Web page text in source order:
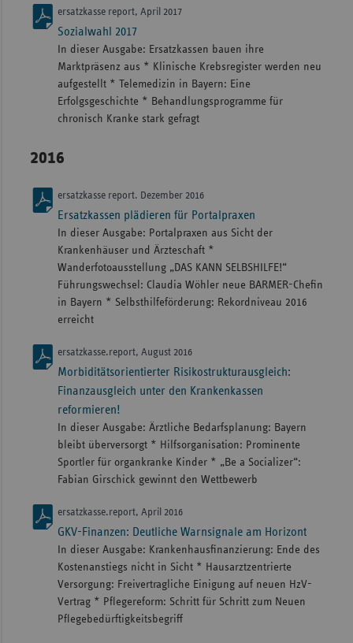
ersatzkasse report, April 2017
Sozialwahl 2017
In dieser Ausgabe: Ersatzkassen bauen ihre
Marktpräsenz aus * Klinische Krebsregister werden neu
aufgestellt * Telemedizin in Bayern: Eine
Erfolgsgeschichte * Behandlungsprogramme für
chronisch Kranke stark gefragt
2016
ersatzkasse report. Dezember 2016
Ersatzkassen plädieren für Portalpraxen
In dieser Ausgabe: Portalpraxen aus Sicht der
Krankenhäuser und Ärzteschaft *
Wanderfotoausstellung „DAS KANN SELBSHILFE!“
Führungswechsel: Claudia Wöhler neue BARMER-Chefin
in Bayern * Selbsthilfeförderung: Rekordniveau 2016
erreicht
ersatzkasse.report, August 2016
Morbiditätsorientierter Risikostrukturausgleich:
Finanzausgleich unter den Krankenkassen
reformieren!
In dieser Ausgabe: Ärztliche Bedarfsplanung: Bayern
bleibt überversorgt * Hilfsorganisation: Prominente
Sportler für organkranke Kinder * „Be a Socializer“:
Fabian Girschick gewinnt den Wettbewerb
ersatzkasse.report, April 2016
GKV-Finanzen: Deutliche Warnsignale am Horizont
In dieser Ausgabe: Krankenhausfinanzierung: Ende des
Kostenanstiegs nicht in Sicht * Hausarztzentrierte
Versorgung: Freivertragliche Einigung auf neuen HzV-
Vertrag * Pflegereform: Schritt für Schritt zum Neuen
Pflegebedürftigkeitsbegriff